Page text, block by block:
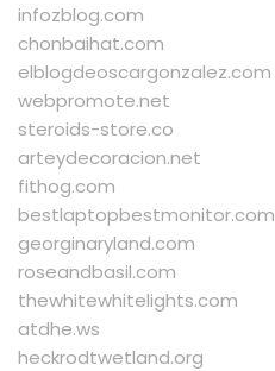
infozblog.com
chonbaihat.com
elblogdeoscargonzalez.com
webpromote.net
steroids-store.co
arteydecoracion.net
fithog.com
bestlaptopbestmonitor.com
georginaryland.com
roseandbasil.com
thewhitewhitelights.com
atdhe.ws
heckrodtwetland.org